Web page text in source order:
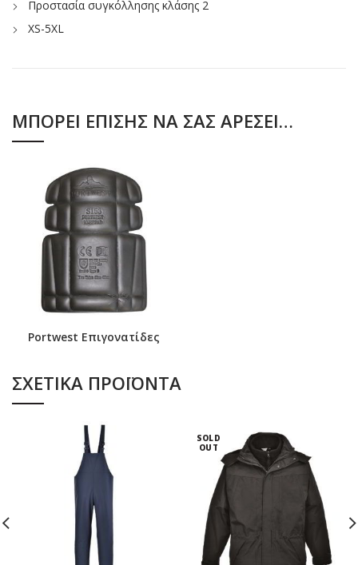
Προστασία συγκόλλησης κλάσης 2
XS-5XL
ΜΠΟΡΕΊ ΕΠΊΣΗΣ ΝΑ ΣΑΣ ΑΡΈΣΕΙ…
Portwest Επιγονατίδες
ΣΧΕΤΙΚΆ ΠΡΟΪΌΝΤΑ
SOLD
OUT